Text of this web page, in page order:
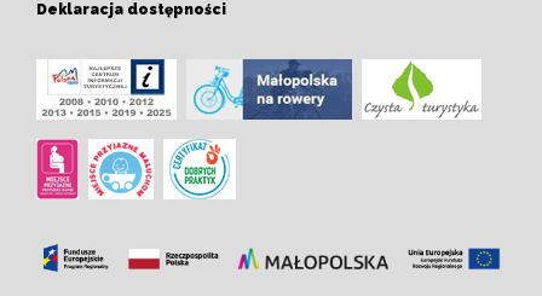
Deklaracja dostępności